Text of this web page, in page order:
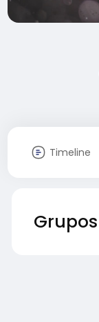
Timeline
Grupos